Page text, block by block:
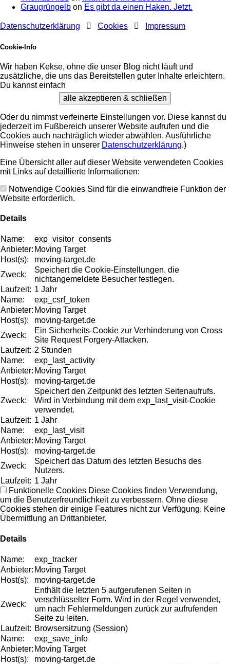
Graugrüngelb on Es gibt da einen Haken. Jetzt.
Datenschutzerklärung Cookies Impressum
Cookie-Info
Wir haben Kekse, ohne die unser Blog nicht läuft und
zusätzliche, die uns das Bereitstellen guter Inhalte erleichtern.
Du kannst einfach
alle akzeptieren & schließen
Oder du nimmst verfeinerte Einstellungen vor. Diese kannst du
jederzeit im Fußbereich unserer Website aufrufen und die
Cookies auch nachträglich wieder abwählen. Ausführliche
Hinweise stehen in unserer Datenschutzerklärung.)
Eine Übersicht aller auf dieser Website verwendeten Cookies
mit Links auf detaillierte Informationen:
Notwendige Cookies Sind für die einwandfreie Funktion der
Website erforderlich.
Details
Name:
exp_visitor_consents
Anbieter: Moving Target
Host(s):
moving-target.de
Zweck:
Speichert die Cookie-Einstellungen, die
nichtangemeldete Besucher festlegen.
Laufzeit: 1 Jahr
Name:
exp_csrf_token
Anbieter: Moving Target
Host(s):
moving-target.de
Zweck:
Ein Sicherheits-Cookie zur Verhinderung von Cross
Site Request Forgery-Attacken.
Laufzeit: 2 Stunden
Name:
exp_last_activity
Anbieter: Moving Target
Host(s):
moving-target.de
Zweck:
Speichert den Zeitpunkt des letzten Seitenaufrufs.
Wird in Verbindung mit dem exp_last_visit-Cookie
verwendet.
Laufzeit: 1 Jahr
Name:
exp_last_visit
Anbieter: Moving Target
Host(s):
moving-target.de
Zweck:
Speichert das Datum des letzten Besuchs des
Nutzers.
Laufzeit: 1 Jahr
Funktionelle Cookies Diese Cookies finden Verwendung,
um die Benutzerfreundlichkeit zu verbessern. Ohne diese
Cookies stehen dir einige Features nicht zur Verfügung. Keine
Übermittlung an Drittanbieter.
Details
Name:
exp_tracker
Anbieter: Moving Target
Host(s):
moving-target.de
Zweck:
Enthält die letzten 5 aufgerufenen Seiten in
verschlüsselter Form. Wird in der Regel verwendet,
um nach Fehlermeldungen zurück zur aufrufenden
Seite zu leiten.
Laufzeit: Browsersitzung (Session)
Name:
exp_save_info
Anbieter: Moving Target
Host(s):
moving-target.de